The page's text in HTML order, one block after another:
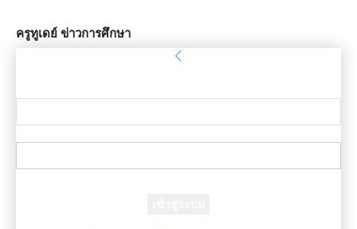
ครูทูเดย์ ข่าวการศึกษา